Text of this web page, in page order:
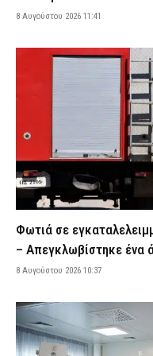
τον φρόντιζαν μία
Γυναίκα έπεσε θύμα
2.480 ευρώ για τρακτέρ
8 Αυγούστου
Time Out: Αυτές είναι οι
την Gen Z – Σε ποια θέση
8 Αυγούστου 2026 08:28
Τι μπορεί και τι δεν
ενοικιαστή – Όσα πρέπει
Ρομά με πατίνια
επιχειρήσεις στο κέντρο
ΑΣΤΥΝΟΜΙΑ 8 Αυγούστου 2026
Πολύ υψηλός κίνδυνος
Βόρειο Αιγαίο – Ποιες
ΕΙΔΗΣΕΙΣ 8 Αυγούστου 2026
8 Αυγούστου 2026 11:41
Φωτιά σε
– Απεγκλωβίστηκε ένα
8 Αυγούστου 2026 10:37